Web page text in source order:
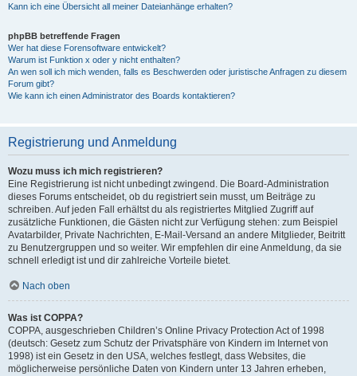
Kann ich eine Übersicht all meiner Dateianhänge erhalten?
phpBB betreffende Fragen
Wer hat diese Forensoftware entwickelt?
Warum ist Funktion x oder y nicht enthalten?
An wen soll ich mich wenden, falls es Beschwerden oder juristische Anfragen zu diesem
Forum gibt?
Wie kann ich einen Administrator des Boards kontaktieren?
Registrierung und Anmeldung
Wozu muss ich mich registrieren?
Eine Registrierung ist nicht unbedingt zwingend. Die Board-Administration
dieses Forums entscheidet, ob du registriert sein musst, um Beiträge zu
schreiben. Auf jeden Fall erhältst du als registriertes Mitglied Zugriff auf
zusätzliche Funktionen, die Gästen nicht zur Verfügung stehen: zum Beispiel
Avatarbilder, Private Nachrichten, E-Mail-Versand an andere Mitglieder, Beitritt
zu Benutzergruppen und so weiter. Wir empfehlen dir eine Anmeldung, da sie
schnell erledigt ist und dir zahlreiche Vorteile bietet.
Nach oben
Was ist COPPA?
COPPA, ausgeschrieben Children’s Online Privacy Protection Act of 1998
(deutsch: Gesetz zum Schutz der Privatsphäre von Kindern im Internet von
1998) ist ein Gesetz in den USA, welches festlegt, dass Websites, die
möglicherweise persönliche Daten von Kindern unter 13 Jahren erheben,